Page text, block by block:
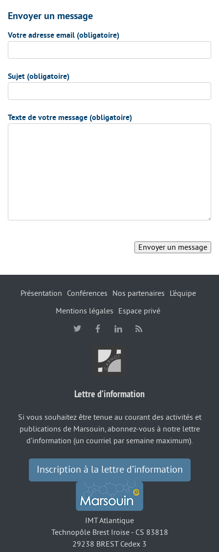
Envoyer un message
Votre adresse email (obligatoire)
Sujet (obligatoire)
Texte de votre message (obligatoire)
Présentation Conférences Nos partenaires
L’équipe
Mentions légales
Espace privé
Lettre d’information
Si vous souhaitez être tenue au courant des activités et
publications de Marsouin, abonnez-vous à notre lettre
d’information (un courriel par semaine maximum).
Inscription à la lettre d’information
IMT Atlantique
Technopôle Brest Iroise - CS 83818
29238 BREST Cedex 3